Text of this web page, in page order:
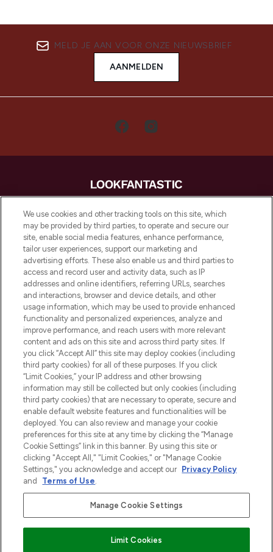
MELD JE AAN VOOR ONZE NIEUWSBRIEF
AANMELDEN
LOOKFANTASTIC is de ultieme online
beautybestemming van Europa, met de
beste huidverzorging, haarproducten en
make-up van meer dan 200 topmerken.
Shop online of via de app, met gratis
verzending vanaf €40.
Cookie-toestemming
Do Not Sell or Share My Personal
Information
HELP & INFORMATIE
BEDRIJFSINFORMATIE
OVER LOOKFANTASTIC
Betaal veilig met
We use cookies and other tracking tools on this site, which
may be provided by third parties, to operate and secure our
site, enable social media features, enhance performance,
tailor user experiences, support our marketing and
advertising efforts. These also enable us and third parties to
access and record user and activity data, such as IP
addresses and online identifiers, referring URLs, searches
and interactions, browser and device details, and other
usage information, which may be used to provide enhanced
functionality and personalized experiences, analyze and
improve performance, and reach users with more relevant
content and ads on this site and across third party sites. If
you click “Accept All” this site may deploy cookies (including
third party cookies) for all of these purposes. If you click
“Limit Cookies,” your IP address and other browsing
information may still be collected but only cookies (including
third party cookies) that are necessary to operate, secure and
enable default website features and functionalities will be
deployed. You can also review and manage your cookie
preferences for this site at any time by clicking the “Manage
Cookie Settings” link in this banner. By using this site or
clicking "Accept All," "Limit Cookies," or "Manage Cookie
Settings," you acknowledge and accept our Privacy Policy
and
Terms of Use.
Manage Cookie Settings
Limit Cookies